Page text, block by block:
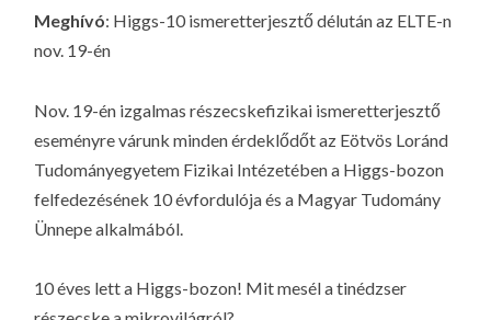
Meghívó: Higgs-10 ismeretterjesztő délután az ELTE-n
nov. 19-én
Nov. 19-én izgalmas részecskefizikai ismeretterjesztő
eseményre várunk minden érdeklődőt az Eötvös Loránd
Tudományegyetem Fizikai Intézetében a Higgs-bozon
felfedezésének 10 évfordulója és a Magyar Tudomány
Ünnepe alkalmából.
10 éves lett a Higgs-bozon! Mit mesél a tinédzser